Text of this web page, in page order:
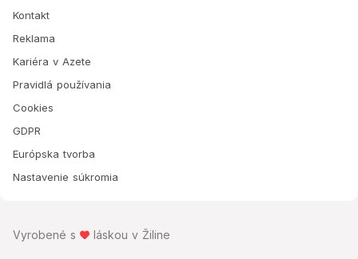
Kontakt
Reklama
Kariéra v Azete
Pravidlá používania
Cookies
GDPR
Európska tvorba
Nastavenie súkromia
Vyrobené s láskou v Žiline